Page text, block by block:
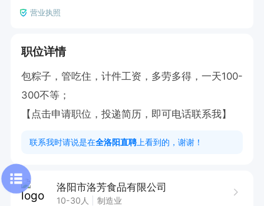
营业执照
职位详情
包粽子，管吃住，计件工资，多劳多得，一天100-
300不等；
【点击申请职位，投递简历，即可电话联系我】
联系我时请说是在全洛阳直聘 上看到的，谢谢！
洛阳市洛芳食品有限公司
10-30人 制造业